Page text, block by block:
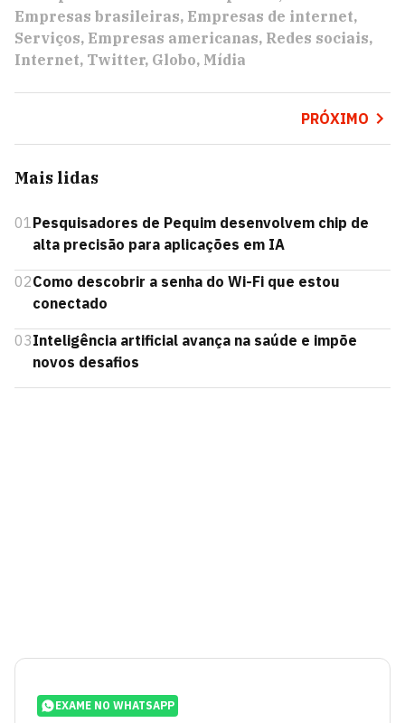
Empresas brasileiras Empresas de internet
Serviços Empresas americanas Redes sociais
Internet Twitter Globo Mídia
PRÓXIMO
Mais lidas
01Pesquisadores de Pequim desenvolvem chip de
alta precisão para aplicações em IA
02Como descobrir a senha do Wi-Fi que estou
conectado
03Inteligência artificial avança na saúde e impõe
novos desafios
EXAME NO WHATSAPP